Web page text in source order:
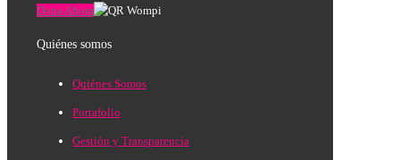
Dona Ahora
Quiénes somos
Quiénes Somos
Portafolio
Gestión y Transparencia